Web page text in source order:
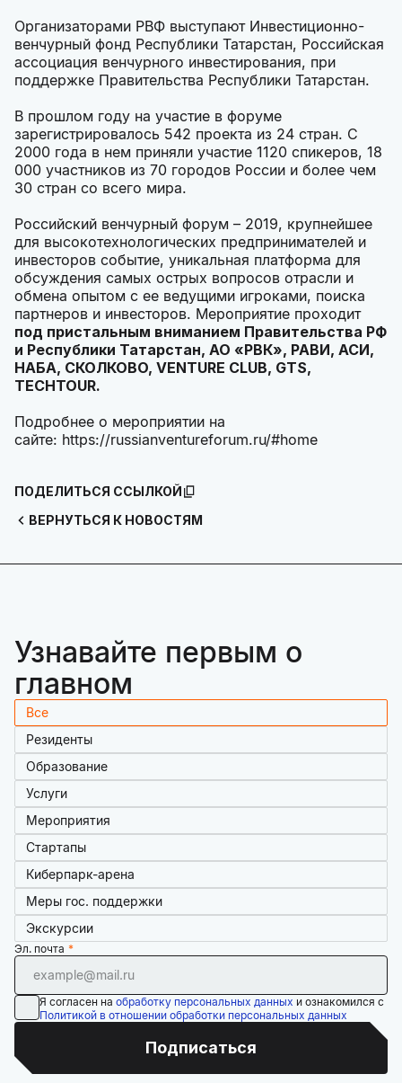
Организаторами РВФ выступают Инвестиционно-
венчурный фонд Республики Татарстан, Российская
ассоциация венчурного инвестирования, при
поддержке Правительства Республики Татарстан.
В прошлом году на участие в форуме
зарегистрировалось 542 проекта из 24 стран. С
2000 года в нем приняли участие 1120 спикеров, 18
000 участников из 70 городов России и более чем
30 стран со всего мира.
Российский венчурный форум – 2019, крупнейшее
для высокотехнологических предпринимателей и
инвесторов событие, уникальная платформа для
обсуждения самых острых вопросов отрасли и
обмена опытом с ее ведущими игроками, поиска
партнеров и инвесторов. Мероприятие проходит
под пристальным вниманием Правительства РФ
и Республики Татарстан, АО «РВК», РАВИ, АСИ,
НАБА, СКОЛКОВО, VENTURE CLUB, GTS,
TECHTOUR.
Подробнее о мероприятии на
сайте: https://russianventureforum.ru/#home
ВЕРНУТЬСЯ К НОВОСТЯМ
ПОДЕЛИТЬСЯ ССЫЛКОЙ
Узнавайте первым о
главном
Все
Резиденты
Образование
Услуги
Мероприятия
Стартапы
Киберпарк-арена
Меры гос. поддержки
Экскурсии
Эл. почта
Я согласен на обработку персональных данных и ознакомился с
Политикой в отношении обработки персональных данных
Подписаться